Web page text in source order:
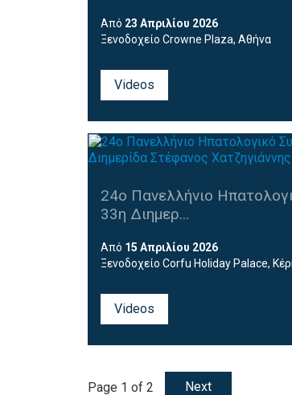
Από 23 Απριλίου 2026
Ξενοδοχείο Crowne Plaza, Αθήνα
Videos
24ο Πανελλήνιο
33η Διημερ...
Από 15 Απριλίου 2026
Ξενοδοχείο Corfu Holiday Palace,
Videos
Page 1 of 2 Next